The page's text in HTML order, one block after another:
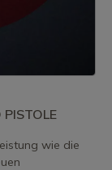
wie die